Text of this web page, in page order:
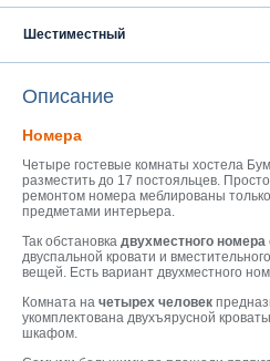
Шестиместный
Описание
Номера
Четыре гостевые комнаты хостела
разместить до 17 постояльцев.
ремонтом номера меблированы
предметами интерьера.
Так обстановка двухместного номера
двуспальной кровати и
вещей. Есть вариант двухместного
Комната на четырех человек
укомплектована двухъярусной
шкафом.